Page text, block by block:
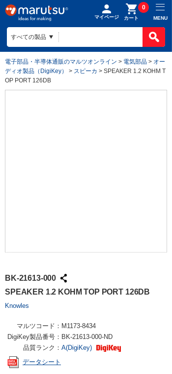
マイページ カート
0
MENU
電子部品・半導体通販のマルツオンライン > 電気部品 > オー
ディオ製品（DigiKey）
> スピーカ > SPEAKER 1.2 KOHM T
OP PORT 126DB
BK-21613-000
SPEAKER 1.2 KOHM TOP PORT 126DB
Knowles
マルツコード： M1173-8434
DigiKey製品番号： BK-21613-000-ND
品質ランク： A(DigiKey)
データシート